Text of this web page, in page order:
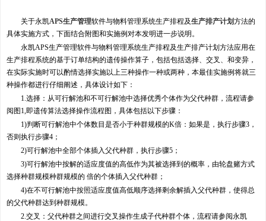
关于永凯APS生产管理软件与物料管理系统生产排程及生产排产计划方法的
具体实施方式，下面结合附图和实施例对本发明进一步说明。
永凯APS生产管理软件与物料管理系统生产排程及生产排产计划方法应用在
生产排程系统的基于订单结构的遗传操作算子，包括包括选择、交叉、和变异，
在实际实施时可以酌情选择实施以上三种操作一种或两种，本最佳实施例将就三
种操作都进行仔细阐述，具体设计如下：
1.选择：从可行解池和不可行解池中选择优秀个体作为父代种群，流程请参
阅图1,即遗传算法选择操作流程图，具体包括以下步骤：
1)判断可行解池中个体数目是否小于种群规模的K倍：如果是，执行步骤3，
否则执行步骤4；
2)可行解池中全部个体插入父代种群，执行步骤5；
3)可行解池中按解的适应度值的高低作为其被选择到的概率，由轮盘赌方式
选择种群规模种群规模的 倍的个体插入父代种群；
4)在不可行解池中按照适应度值高低顺序选择剩余解插入父代种群，使得总
的父代种群达到种群规模。
2.交叉：父代种群之间进行交叉操作生成子代种群个体，流程请参阅永凯